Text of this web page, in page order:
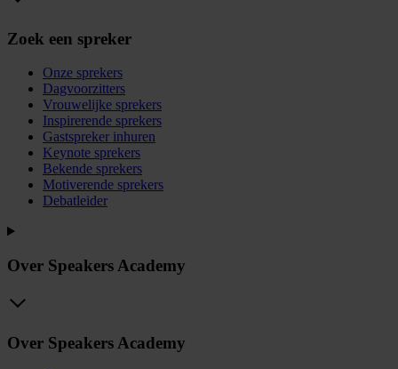
Zoek een spreker
Onze sprekers
Dagvoorzitters
Vrouwelijke sprekers
Inspirerende sprekers
Gastspreker inhuren
Keynote sprekers
Bekende sprekers
Motiverende sprekers
Debatleider
Over Speakers Academy
Over Speakers Academy